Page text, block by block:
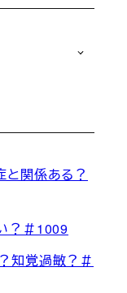
と関係ある？
？＃1009
知覚過敏？＃